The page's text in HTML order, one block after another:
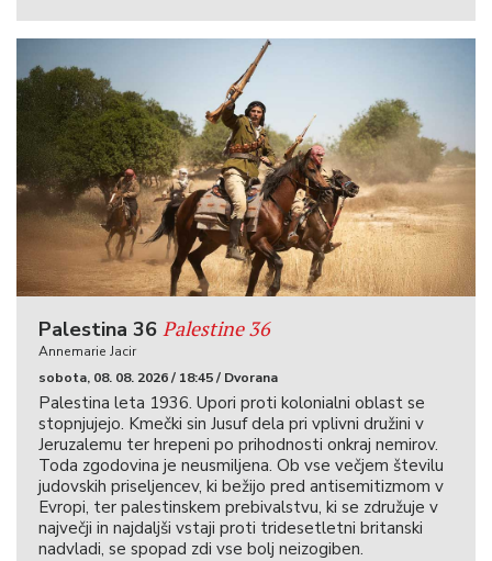
Palestina 36 Palestine 36
Annemarie Jacir
sobota, 08. 08. 2026 / 18:45 / Dvorana
Palestina leta 1936. Upori proti kolonialni oblast se
stopnjujejo. Kmečki sin Jusuf dela pri vplivni družini v
Jeruzalemu ter hrepeni po prihodnosti onkraj nemirov.
Toda zgodovina je neusmiljena. Ob vse večjem številu
judovskih priseljencev, ki bežijo pred antisemitizmom v
Evropi, ter palestinskem prebivalstvu, ki se združuje v
največji in najdaljši vstaji proti tridesetletni britanski
nadvladi, se spopad zdi vse bolj neizogiben.